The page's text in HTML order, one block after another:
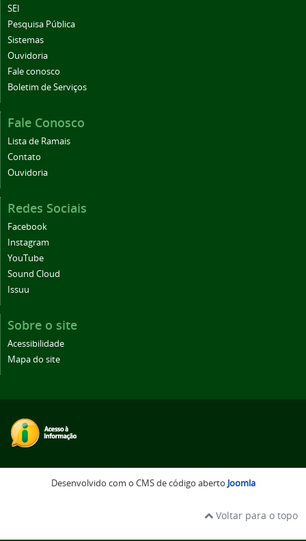
SEI
Pesquisa Pública
Sistemas
Ouvidoria
Fale conosco
Boletim de Serviços
Fale Conosco
Lista de Ramais
Contato
Ouvidoria
Redes Sociais
Facebook
Instagram
YouTube
Sound Cloud
Issuu
Sobre o site
Acessibilidade
Mapa do site
Desenvolvido com o CMS de código aberto Joomla
Voltar para o topo